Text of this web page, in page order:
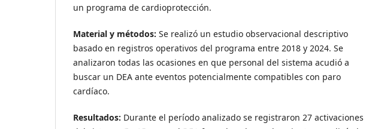
un programa de cardioprotección.
Material y métodos: Se realizó un estudio observacional descriptivo
basado en registros operativos del programa entre 2018 y 2024. Se
analizaron todas las ocasiones en que personal del sistema acudió a
buscar un DEA ante eventos potencialmente compatibles con paro
cardíaco.
Resultados: Durante el período analizado se registraron 27 activaciones